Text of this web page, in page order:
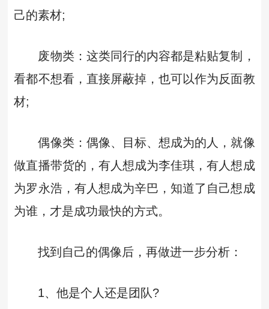
己的素材;
废物类：这类同行的内容都是粘贴复制，
看都不想看，直接屏蔽掉，也可以作为反面教
材;
偶像类：偶像、目标、想成为的人，就像
做直播带货的，有人想成为李佳琪，有人想成
为罗永浩，有人想成为辛巴，知道了自己想成
为谁，才是成功最快的方式。
找到自己的偶像后，再做进一步分析：
1、他是个人还是团队?